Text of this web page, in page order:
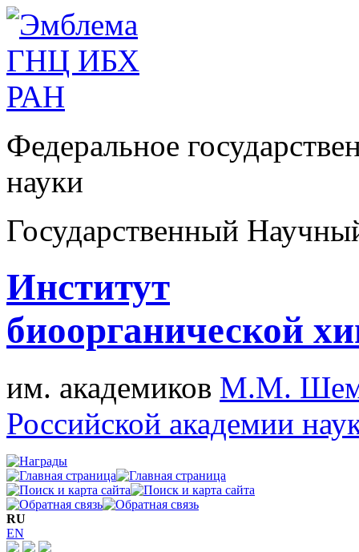
Федеральное
науки
Государственный
Институт
биоорганической
им. академиков М.М.
Российской академии
RU
EN